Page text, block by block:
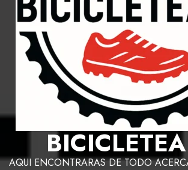
AQUI ENCONTRARAS DE TODO